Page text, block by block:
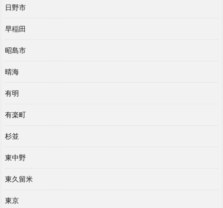
日野市
早稲田
昭島市
晴海
有明
有楽町
杉並
東中野
東久留米
東京